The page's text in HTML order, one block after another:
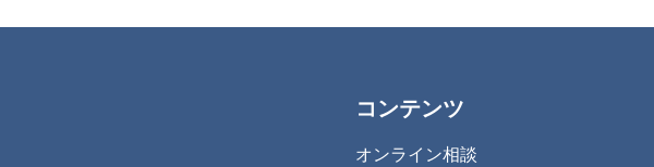
コンテンツ
オンライン相談